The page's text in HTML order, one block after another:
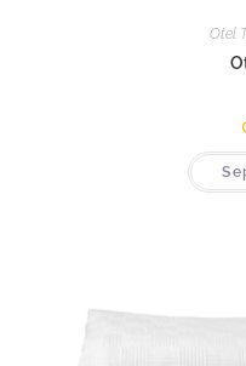
Otel